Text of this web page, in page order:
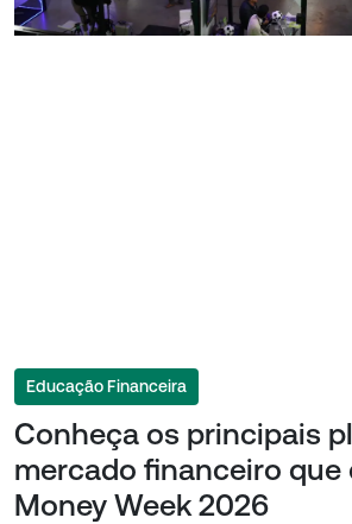
Educação Financeira
Conheça os principais
mercado financeiro que
Money Week 2026